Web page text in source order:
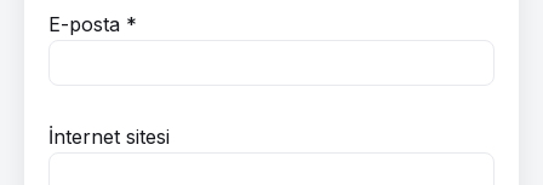
E-posta *
İnternet sitesi